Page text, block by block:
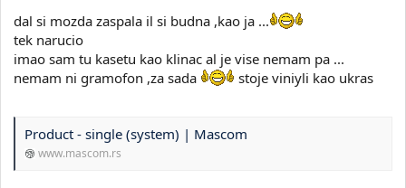
dal si mozda zaspala il si budna ,kao ja ...
tek narucio
imao sam tu kasetu kao klinac al je vise nemam pa ...
nemam ni gramofon ,za sada
stoje viniyli kao ukras
Product - single (system) | Mascom
www.mascom.rs